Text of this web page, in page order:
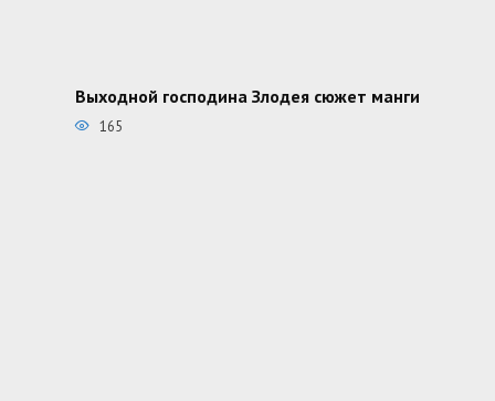
Выходной господина Злодея сюжет манги
165